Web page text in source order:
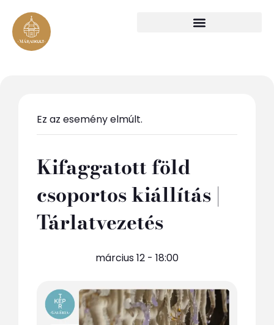
Ez az esemény elmúlt.
Kifaggatott föld
csoportos kiállítás |
Tárlatvezetés
március 12 - 18:00